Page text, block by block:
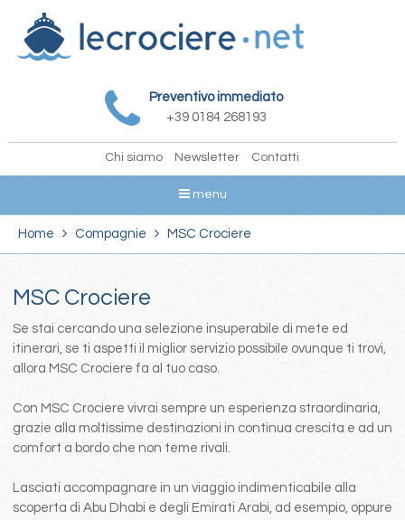
Preventivo immediato
+39 0184 268193
Chi siamo Newsletter Contatti
menu
Home Compagnie MSC Crociere
MSC Crociere
Se stai cercando una selezione insuperabile di mete ed
itinerari, se ti aspetti il miglior servizio possibile ovunque ti trovi,
allora MSC Crociere fa al tuo caso.
Con MSC Crociere vivrai sempre un esperienza straordinaria,
grazie alla moltissime destinazioni in continua crescita e ad un
comfort a bordo che non teme rivali.
Lasciati accompagnare in un viaggio indimenticabile alla
scoperta di Abu Dhabi e degli Emirati Arabi, ad esempio, oppure